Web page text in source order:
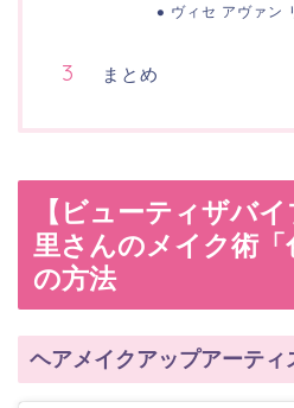
ヴィセ アヴァン
まとめ
【ビューティザバ
里さんのメイク術「
の方法
ヘアメイクアップアーテ